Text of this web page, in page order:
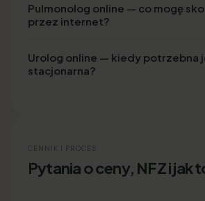
Pulmonolog online — co mogę
przez internet?
Urolog online — kiedy potrzebna
stacjonarna?
CENNIK I PROCES
Pytania o ceny, NFZ i jak